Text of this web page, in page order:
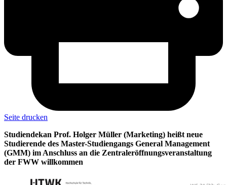
Seite drucken
Studiendekan Prof. Holger Müller (Marketing) heißt neue
Studierende des Master-Studiengangs General Management
(GMM) im Anschluss an die Zentraleröffnungsveranstaltung
der FWW willkommen